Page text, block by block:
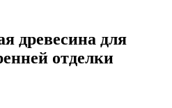
древесина для
отделки